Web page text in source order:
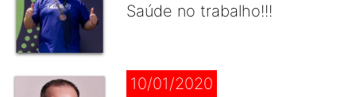
Saúde no trabalho!!!
10/01/2020